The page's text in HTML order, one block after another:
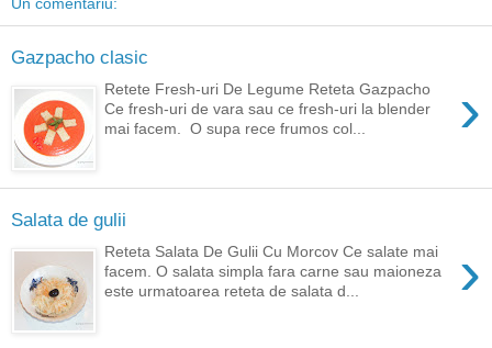
Gazpacho clasic
›
Retete Fresh-uri De Legume Reteta Gazpacho
Ce fresh-uri de vara sau ce fresh-uri la blender
mai facem. O supa rece frumos col...
Salata de gulii
›
Reteta Salata De Gulii Cu Morcov Ce salate mai
facem. O salata simpla fara carne sau maioneza
este urmatoarea reteta de salata d...